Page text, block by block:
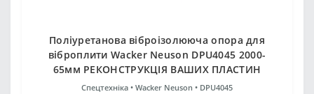
Поліуретанова віброізолююча опора для
віброплити Wacker Neuson DPU4045 2000-
65мм РЕКОНСТРУКЦІЯ ВАШИХ ПЛАСТИН
Спецтехніка • Wacker Neuson • DPU4045